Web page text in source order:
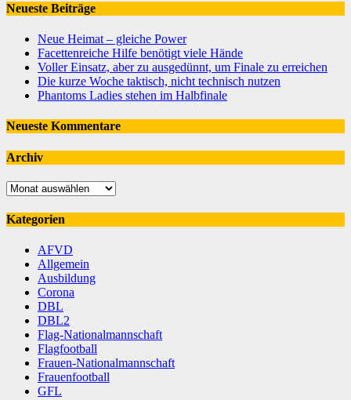
Neueste Beiträge
Neue Heimat – gleiche Power
Facettenreiche Hilfe benötigt viele Hände
Voller Einsatz, aber zu ausgedünnt, um Finale zu erreichen
Die kurze Woche taktisch, nicht technisch nutzen
Phantoms Ladies stehen im Halbfinale
Neueste Kommentare
Archiv
Archiv
Kategorien
AFVD
Allgemein
Ausbildung
Corona
DBL
DBL2
Flag-Nationalmannschaft
Flagfootball
Frauen-Nationalmannschaft
Frauenfootball
GFL